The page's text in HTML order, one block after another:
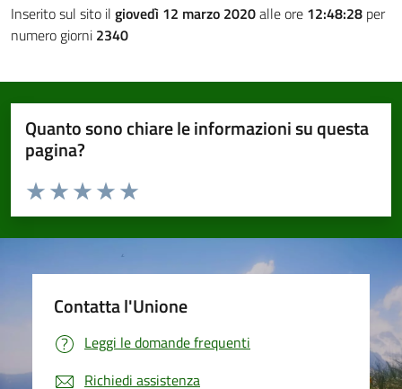
Inserito sul sito il giovedì 12 marzo 2020alle ore 12:48:28 per
numero giorni 2340
Quanto sono chiare le informazioni su questa
pagina?
Valuta da 1 a 5 stelle la pagina
Valuta 5 stelle su 5
Valuta 4 stelle su 5
Valuta 3 stelle su 5
Valuta 2 stelle su 5
Valuta 1 stelle su 5
Contatta l'Unione
Leggi le domande frequenti
Richiedi assistenza